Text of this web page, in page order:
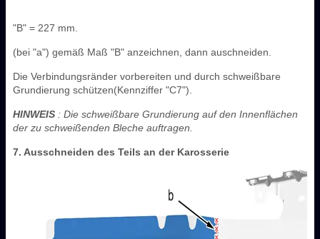
"B" = 227 mm.
(bei "a") gemäß Maß "B" anzeichnen, dann auschneiden.
Die Verbindungsränder vorbereiten und durch schweißbare
Grundierung schützen(Kennziffer "C7").
HINWEIS : Die schweißbare Grundierung auf den Innenflächen
der zu schweißenden Bleche auftragen.
7. Ausschneiden des Teils an der Karosserie